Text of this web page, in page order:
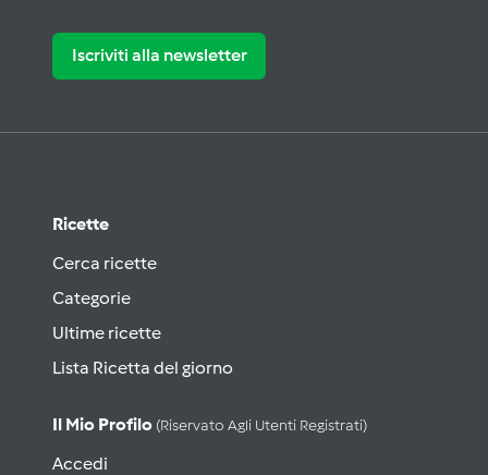
Iscriviti alla newsletter
Ricette
Cerca ricette
Categorie
Ultime ricette
Lista Ricetta del giorno
Il Mio Profilo (riservato Agli Utenti Registrati)
Accedi